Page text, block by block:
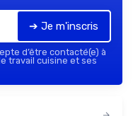
➔ Je m'inscris
d’être contacté(e) à
travail cuisine et ses